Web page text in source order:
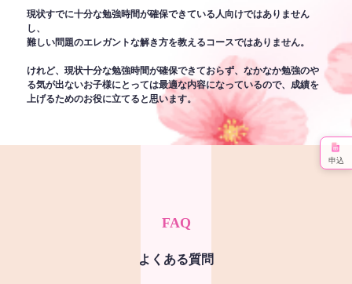
現状すでに十分な勉強時間が確保できている人向けではありません
し、
難しい問題のエレガントな解き方を教えるコースではありません。
けれど、現状十分な勉強時間が確保できておらず、なかなか勉強のや
る気が出ないお子様にとっては最適な内容になっているので、成績を
上げるためのお役に立てると思います。
FAQ
よくある質問
申込